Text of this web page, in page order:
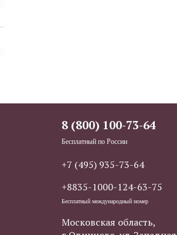
8 (800) 100-73-64
Бесплатный по России
+7 (495) 935-73-64
+8835-1000-124-63-75
Бесплатный международный номер
Московская область,